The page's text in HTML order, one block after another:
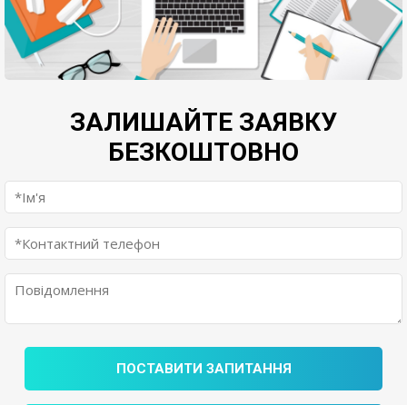
ЗАЛИШАЙТЕ ЗАЯВКУ
БЕЗКОШТОВНО
ПОСТАВИТИ ЗАПИТАННЯ